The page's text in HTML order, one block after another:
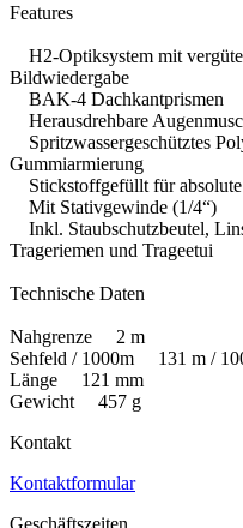
Features
H2-Optiksystem mit
Bildwiedergabe
BAK-4 Dachkantprismen
Herausdrehbare
Spritzwassergeschütztes
Gummiarmierung
Stickstoffgefüllt für
Mit Stativgewinde (1/4“)
Inkl. Staubschutzbeutel,
Trageriemen und Trageetui
Technische Daten
Nahgrenze 2 m
Sehfeld / 1000m 131 m /
Länge 121 mm
Gewicht 457 g
Kontakt
Kontaktformular
Geschäftszeiten